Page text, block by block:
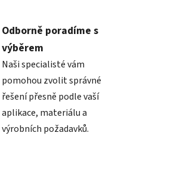
Odborně poradíme s
výběrem
Naši specialisté vám
pomohou zvolit správné
řešení přesně podle vaší
aplikace, materiálu a
výrobních požadavků.